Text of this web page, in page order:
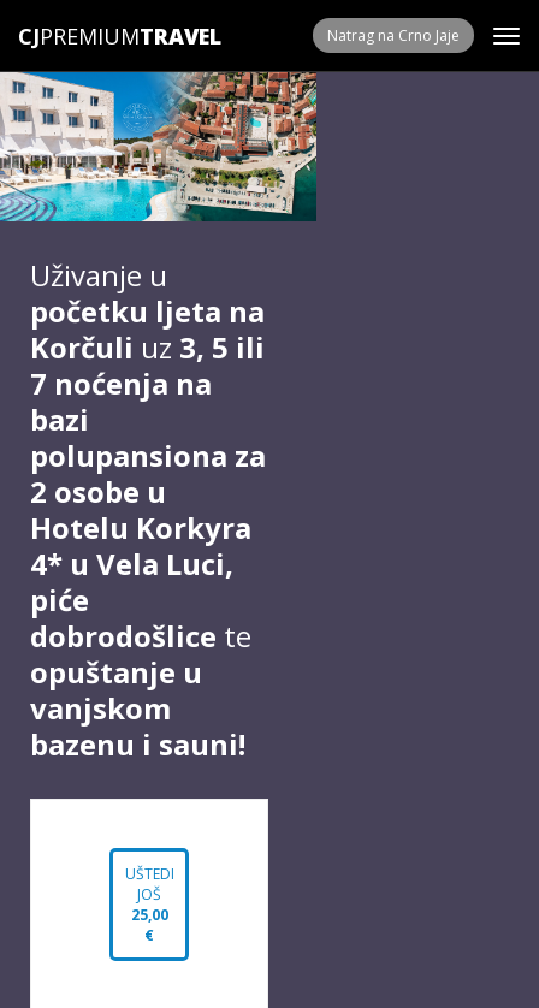
CJPREMIUM Natrag na Crno Jaje
Uživanje u
početku ljeta na
Korčuli uz 3, 5 ili
7 noćenja na
bazi
polupansiona za
2 osobe u
Hotelu Korkyra
4* u Vela Luci,
piće
dobrodošlice te
opuštanje u
vanjskom
bazenu i sauni!
UŠTEDI
JOŠ
25,00
€